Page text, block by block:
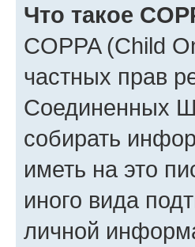
Что такое
COPPA (Child
частных прав
Соединенных
собирать
иметь на это
иного вида
личной